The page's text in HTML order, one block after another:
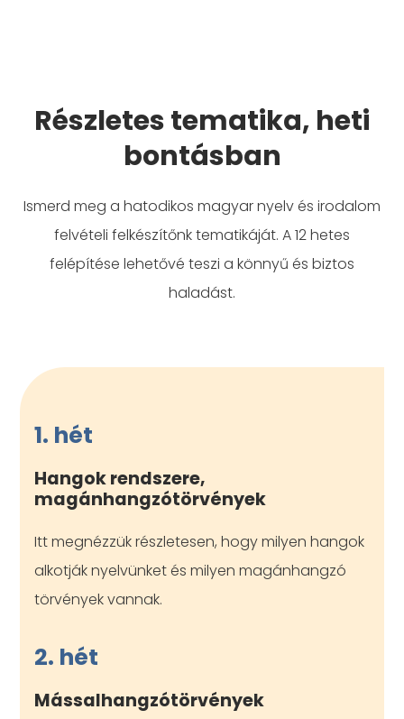
Részletes tematika, heti
bontásban
Ismerd meg a hatodikos magyar nyelv és irodalom
felvételi felkészítőnktematikáját. A 12 hetes
felépítése lehetővé teszi a könnyű és biztos
haladást.
1. hét
Hangok rendszere,
magánhangzótörvények
Itt megnézzük részletesen, hogy milyen hangok
alkotják nyelvünket és milyen magánhangzó
törvények vannak.
2. hét
Mássalhangzótörvények